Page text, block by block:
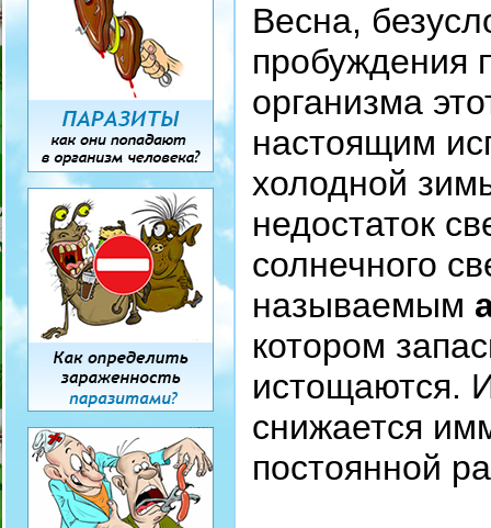
Весна,
пробуждения
организма
настоящим
холодной
недостаток
солнечного
называемым
котором
истощаются.
снижается
постоянной